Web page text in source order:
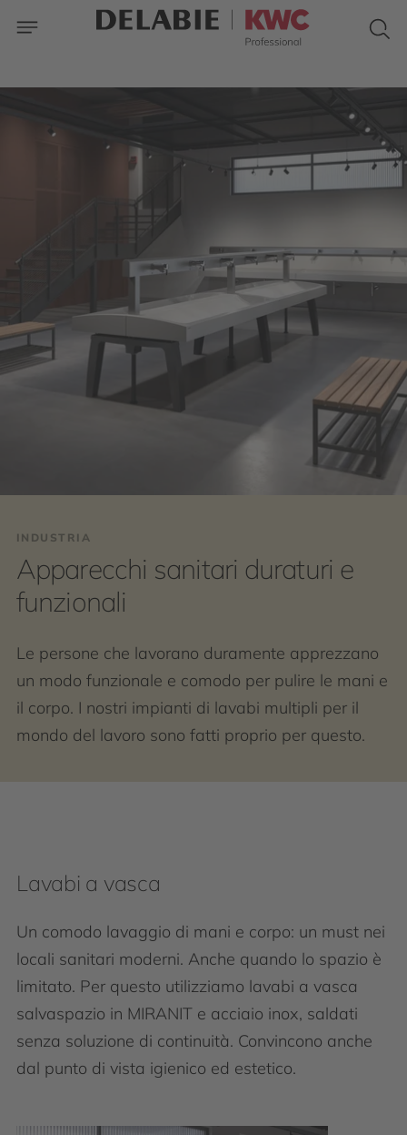
INDUSTRIA
Apparecchi sanitari duraturi e
funzionali
Le persone che lavorano duramente apprezzano
un modo funzionale e comodo per pulire le mani e
il corpo. I nostri impianti di lavabi multipli per il
mondo del lavoro sono fatti proprio per questo.
Lavabi a vasca
Un comodo lavaggio di mani e corpo: un must nei
locali sanitari moderni. Anche quando lo spazio è
limitato. Per questo utilizziamo lavabi a vasca
salvaspazio in MIRANIT e acciaio inox, saldati
senza soluzione di continuità. Convincono anche
dal punto di vista igienico ed estetico.